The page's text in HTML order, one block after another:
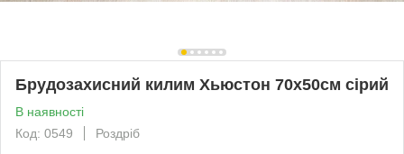
Брудозахисний килим Хьюстон 70х50см сірий
В наявності
Код: 0549
Роздріб